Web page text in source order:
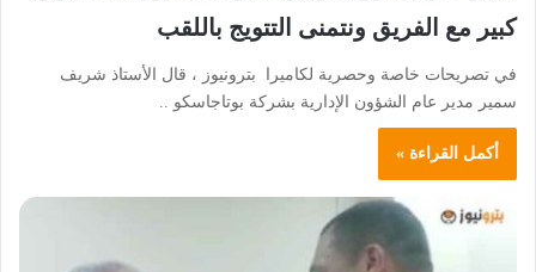
كبير مع الفريق ونتمنى التتويج باللقب
في تصريحات خاصة وحصرية لكاميرا بترونيوز ، قال الأستاذ شريف
سمير مدير عام الشؤون الإدارية بشركة بوتاجاسكو ..
أكمل القراءة »